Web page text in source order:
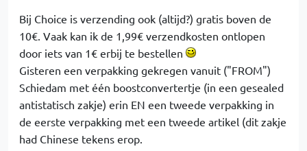
Bij Choice is verzending ook (altijd?) gratis boven de
10€. Vaak kan ik de 1,99€ verzendkosten ontlopen
door iets van 1€ erbij te bestellen
Gisteren een verpakking gekregen vanuit ("FROM")
Schiedam met één boostconvertertje (in een gesealed
antistatisch zakje) erin EN een tweede verpakking in
de eerste verpakking met een tweede artikel (dit zakje
had Chinese tekens erop.